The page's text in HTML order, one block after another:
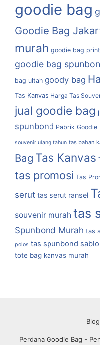
goodie bag
Goodie Bag
murah goodie bag print
goodie bag
bag ultah goody bag
Tas Kanvas Harga Tas
jual goodie bag
spunbond Pabrik Goodie
souvenir ulang tahun tas bahan
Bag Tas Kanvas
tas promosi Tas
serut tas serut ransel
souvenir murah tas
Spunbond Murah tas
polos tas spunbond
tote bag kanvas murah
Blog
Perdana Goodie Bag -